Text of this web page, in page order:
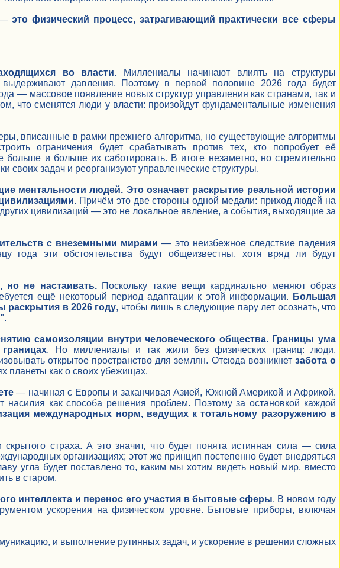
—это физический процесс, затрагивающий практически все сферы
во власти. Миллениалы начинают влиять на структуры
давления. Поэтому в первой половине 2026 года будет
— массовое появление новых структур управления как странами, так и
что сменятся люди у власти: произойдут фундаментальные изменения
вписанные в рамки прежнего алгоритма, но существующие алгоритмы
ограничения будет срабатывать против тех, кто попробует её
больше и больше их саботировать. В итоге незаметно, но стремительно
своих задач и реорганизуют управленческие структуры.
ментальности людей. Это означает раскрытие реальной истории
. Причём это две стороны одной медали: приход людей на
цивилизаций — это не локальное явление, а события, выходящие за
с внеземными мирами — это неизбежное следствие падения
года эти обстоятельства будут общеизвестны, хотя вряд ли будут
не настаивать.Поскольку такие вещи кардинально меняют образ
ещё некоторый период адаптации к этой информации.
Большая
в 2026 году, чтобы лишь в следующие пару лет осознать, что
самоизоляции внутри человеческого общества. Границы ума
. Но миллениалы и так жили без физических границ: люди,
открытое пространство для землян. Отсюда возникнет забота о
планеты как о своих убежищах.
— начиная с Европы и заканчивая Азией, Южной Америкой и Африкой.
как способа решения проблем. Поэтому за остановкой каждой
международных норм, ведущих к тотальному разоружению в
страха. А это значит, что будет понята истинная сила — сила
организациях; этот же принцип постепенно будет внедряться
угла будет поставлено то, каким мы хотим видеть новый мир, вместо
в старом.
интеллекта и перенос его участия в бытовые сферы. В новом году
ускорения на физическом уровне. Бытовые приборы, включая
и выполнение рутинных задач, и ускорение в решении сложных